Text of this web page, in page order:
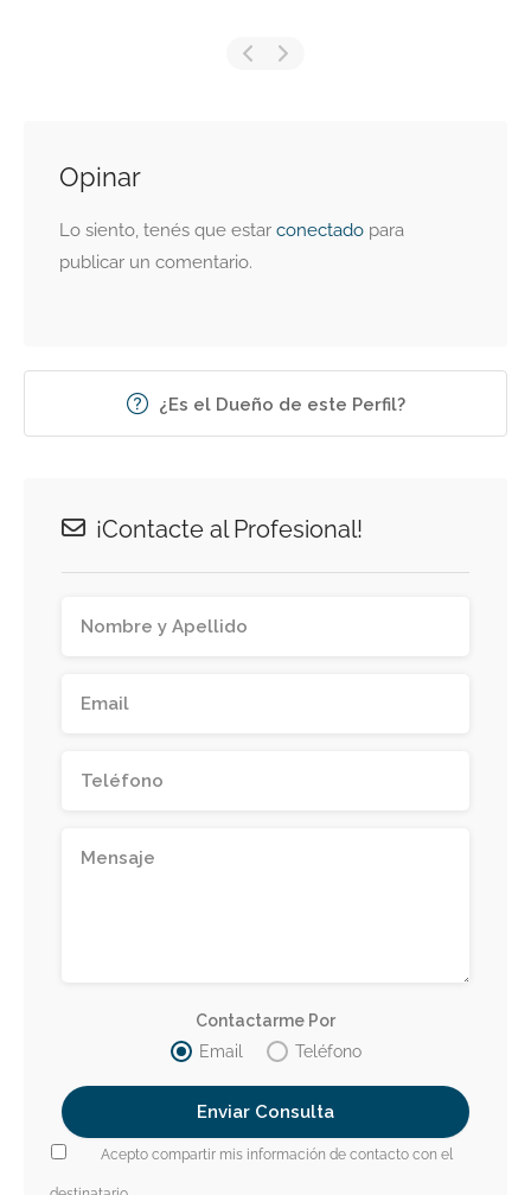
Opinar
Lo siento, tenés que estar conectado para
publicar un comentario.
¿Es el Dueño de este Perfil?
¡Contacte al Profesional!
Contactarme Por
Email
Teléfono
Acepto compartir mis información de contacto con el